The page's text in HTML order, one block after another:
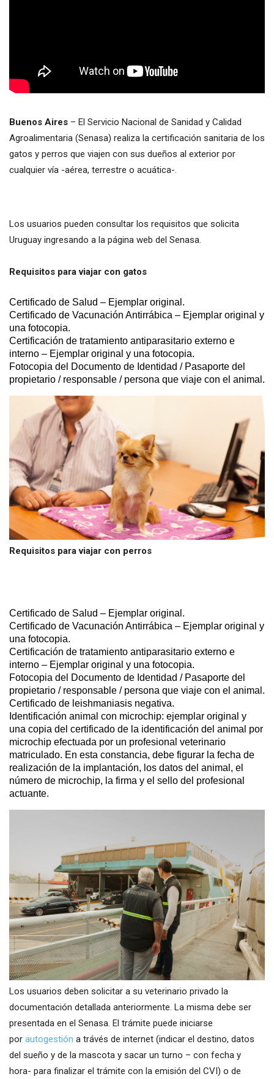
Buenos Aires – El Servicio Nacional de Sanidad y Calidad
Agroalimentaria (Senasa) realiza la certificación sanitaria de los
gatos y perros que viajen con sus dueños al exterior por
cualquier vía -aérea, terrestre o acuática-.
Los usuarios pueden consultar los requisitos que solicita
Uruguay ingresando a la página web del Senasa.
Requisitos para viajar con gatos
Certificado de Salud – Ejemplar original.
Certificado de Vacunación Antirrábica – Ejemplar original y
una fotocopia.
Certificación de tratamiento antiparasitario externo e
interno – Ejemplar original y una fotocopia.
Fotocopia del Documento de Identidad / Pasaporte del
propietario / responsable / persona que viaje con el animal.
Requisitos para viajar con perros
Certificado de Salud – Ejemplar original.
Certificado de Vacunación Antirrábica – Ejemplar original y
una fotocopia.
Certificación de tratamiento antiparasitario externo e
interno – Ejemplar original y una fotocopia.
Fotocopia del Documento de Identidad / Pasaporte del
propietario / responsable / persona que viaje con el animal.
Certificado de leishmaniasis negativa.
Identificación animal con microchip: ejemplar original y
una copia del certificado de la identificación del animal por
microchip efectuada por un profesional veterinario
matriculado. En esta constancia, debe figurar la fecha de
realización de la implantación, los datos del animal, el
número de microchip, la firma y el sello del profesional
actuante.
Los usuarios deben solicitar a su veterinario privado la
documentación detallada anteriormente. La misma debe ser
presentada en el Senasa. El trámite puede iniciarse
por autogestión a trávés de internet (indicar el destino, datos
del sueño y de la mascota y sacar un turno – con fecha y
hora- para finalizar el trámite con la emisión del CVI) o de